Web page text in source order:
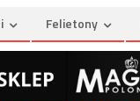
Felietony